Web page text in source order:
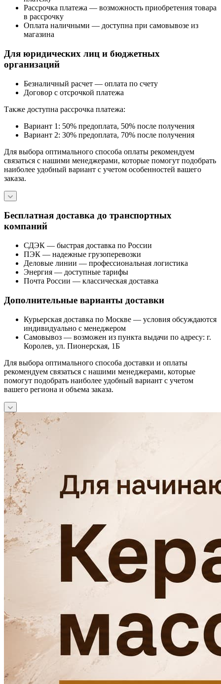
Рассрочка платежа — возможность приобретения товара
в рассрочку
Оплата наличными — доступна при самовывозе из
магазина
Для юридических лиц и бюджетных
организаций
Безналичный расчет — оплата по счету
Договор с отсрочкой платежа
Также доступна рассрочка платежа:
Вариант 1: 50% предоплата, 50% после получения
Вариант 2: 30% предоплата, 70% после получения
Для выбора оптимального способа оплаты рекомендуем
связаться с нашими менеджерами, которые помогут подобрать
наиболее удобный вариант с учетом особенностей вашего
заказа.
Бесплатная доставка до транспортных
компаний
СДЭК — быстрая доставка по России
ПЭК — надежные грузоперевозки
Деловые линии — профессиональная логистика
Энергия — доступные тарифы
Почта России — классическая доставка
Дополнительные варианты доставки
Курьерская доставка по Москве — условия обсуждаются
индивидуально с менеджером
Самовывоз — возможен из пункта выдачи по адресу: г.
Королев, ул. Пионерская, 1Б
Для выбора оптимального способа доставки и оплаты
рекомендуем связаться с нашими менеджерами, которые
помогут подобрать наиболее удобный вариант с учетом
вашего региона и объема заказа.